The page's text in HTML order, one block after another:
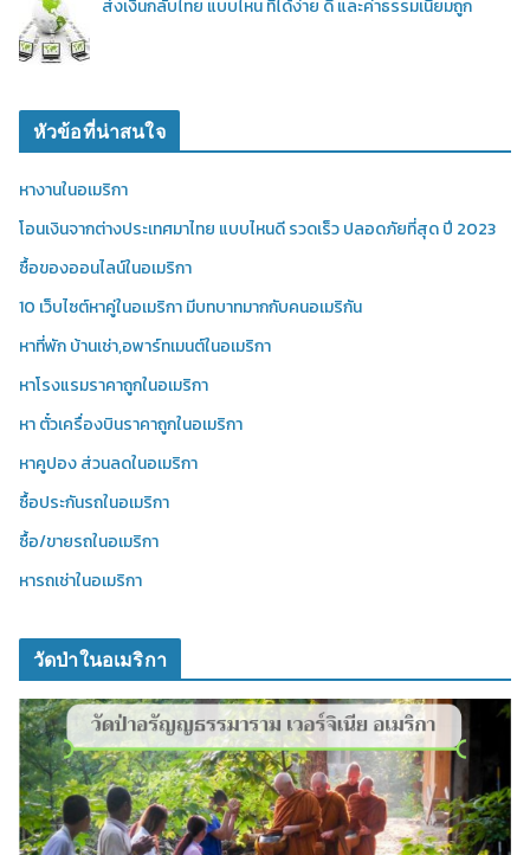
ส่งเงินกลับไทย แบบไหน ที่ได้ง่าย ดี และค่าธรรมเนียมถูก
หัวข้อที่น่าสนใจ
หางานในอเมริกา
โอนเงินจากต่างประเทศมาไทย แบบไหนดี รวดเร็ว ปลอดภัยที่สุด ปี 2023
ซื้อของออนไลน์ในอเมริกา
10 เว็บไซต์หาคู่ในอเมริกา มีบทบาทมากกับคนอเมริกัน
หาที่พัก บ้านเช่า,อพาร์ทเมนต์ในอเมริกา
หาโรงแรมราคาถูกในอเมริกา
หา ตั๋วเครื่องบินราคาถูกในอเมริกา
หาคูปอง ส่วนลดในอเมริกา
ซื้อประกันรถในอเมริกา
ซื้อ/ขายรถในอเมริกา
หารถเช่าในอเมริกา
วัดป่าในอเมริกา